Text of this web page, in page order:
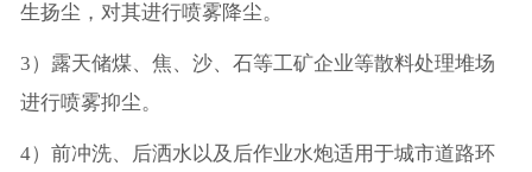
生扬尘，对其进行喷雾降尘。
3）露天储煤、焦、沙、石等工矿企业等散料处理堆场
进行喷雾抑尘。
4）前冲洗、后洒水以及后作业水炮适用于城市道路环